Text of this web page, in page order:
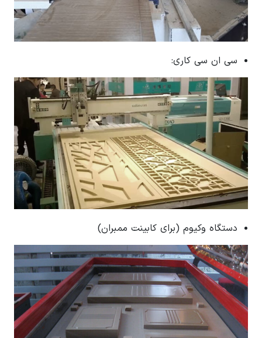
سی ان سی کاری:
دستگاه وکیوم (برای کابینت ممبران)